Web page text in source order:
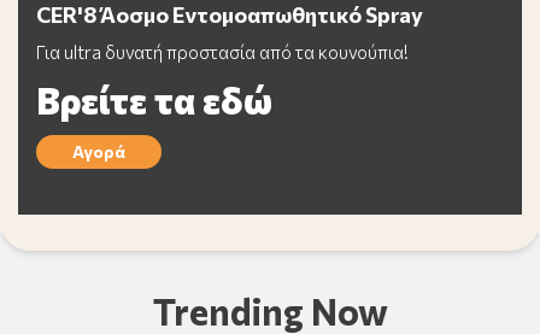
CER'8 Άοσμο Εντομοαπωθητικό Spray
Για ultra δυνατή προστασία από τα κουνούπια!
Βρείτε τα εδώ
Αγορά
Trending Now